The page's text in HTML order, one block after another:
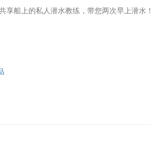
享船上的私人潜水教练，带您两次早上潜水！